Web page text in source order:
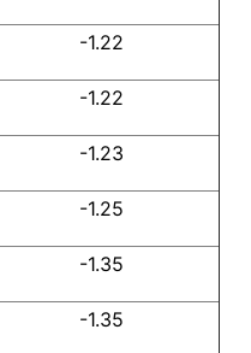
-1.22
-1.22
-1.23
-1.25
-1.35
-1.35